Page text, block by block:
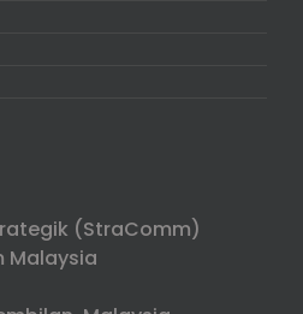
(StraComm)
Malaysia